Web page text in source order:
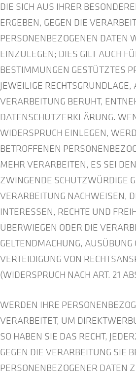
DIE SICH AUS IHRER
ERGEBEN, GEGEN DIE
PERSONENBEZOGENEN DATEN
EINZULEGEN; DIES GILT AUCH
BESTIMMUNGEN GESTÜTZTES
JEWEILIGE
VERARBEITUNG BERUHT,
DATENSCHUTZERKLÄRUNG.
WIDERSPRUCH EINLEGEN,
BETROFFENEN
MEHR VERARBEITEN, ES SEI
ZWINGENDE SCHUTZWÜRDIGE
VERARBEITUNG NACHWEISEN,
INTERESSEN, RECHTE UND
ÜBERWIEGEN ODER DIE
GELTENDMACHUNG, AUSÜBUNG
VERTEIDIGUNG VON
(WIDERSPRUCH NACH ART. 21
WERDEN IHRE
VERARBEITET, UM
SO HABEN SIE DAS RECHT,
GEGEN DIE VERARBEITUNG SIE
PERSONENBEZOGENER DATEN